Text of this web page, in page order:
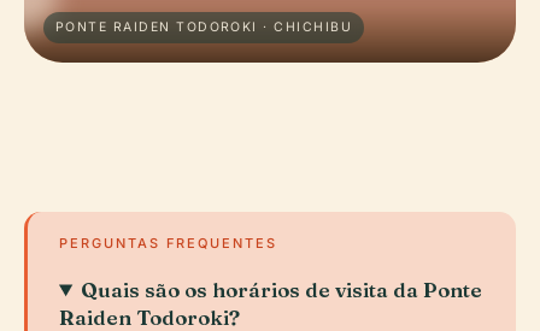
PONTE RAIDEN TODOROKI · CHICHIBU
PERGUNTAS FREQUENTES
Quais são os horários de visita da Ponte
Raiden Todoroki?